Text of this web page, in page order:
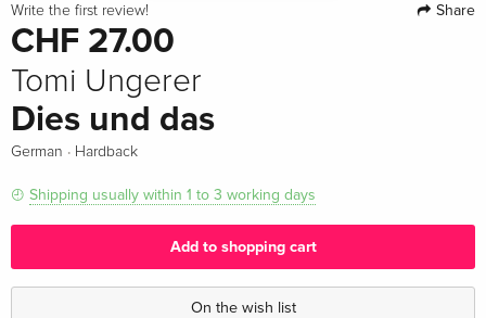
Write the first review! Share
CHF 27.00
Tomi Ungerer
Dies und das
German · Hardback
Shipping usually within 1 to 3 working days
Add to shopping cart
On the wish list